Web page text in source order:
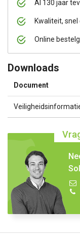
Al 130 jaar
Kwaliteit, snel
Online
Downloads
Document